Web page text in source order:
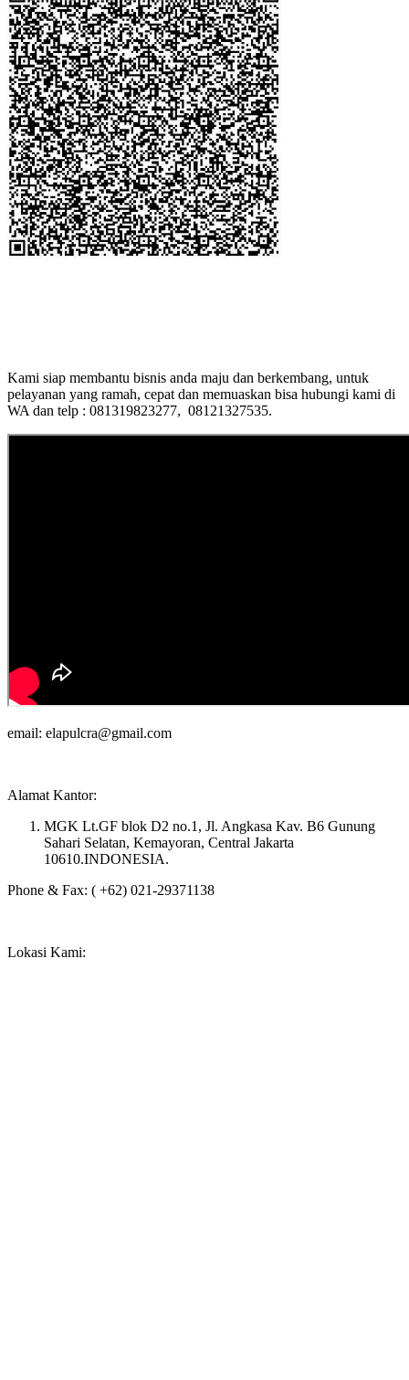
Kami siap membantu bisnis anda maju dan berkembang, untuk
pelayanan yang ramah, cepat dan memuaskan bisa hubungi kami di
WA dan telp : 081319823277, 08121327535.
email: elapulcra@gmail.com
Alamat Kantor:
MGK Lt.GF blok D2 no.1, Jl. Angkasa Kav. B6 Gunung
Sahari Selatan, Kemayoran, Central Jakarta
10610.INDONESIA.
Phone & Fax: ( +62) 021-29371138
Lokasi Kami: